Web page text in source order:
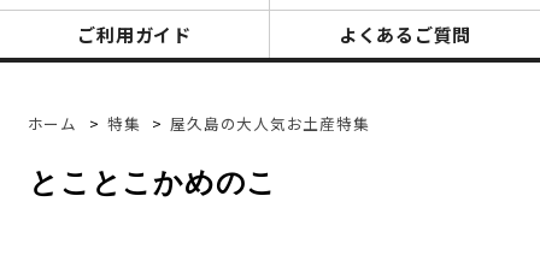
ご利用ガイド
よくあるご質問
ホーム > 特集 > 屋久島の大人気お土産特集
とことこかめのこ